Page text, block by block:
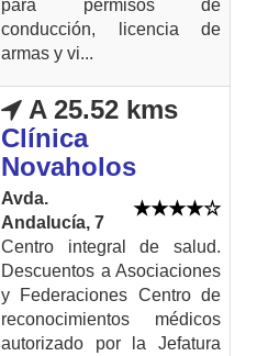
para permisos de
conducción, licencia de
armas y vi...
A 25.52 kms
Clínica
Novaholos
Avda.
Andalucía, 7
Centro integral de salud.
Descuentos a Asociaciones
y Federaciones Centro de
reconocimientos médicos
autorizado por la Jefatura